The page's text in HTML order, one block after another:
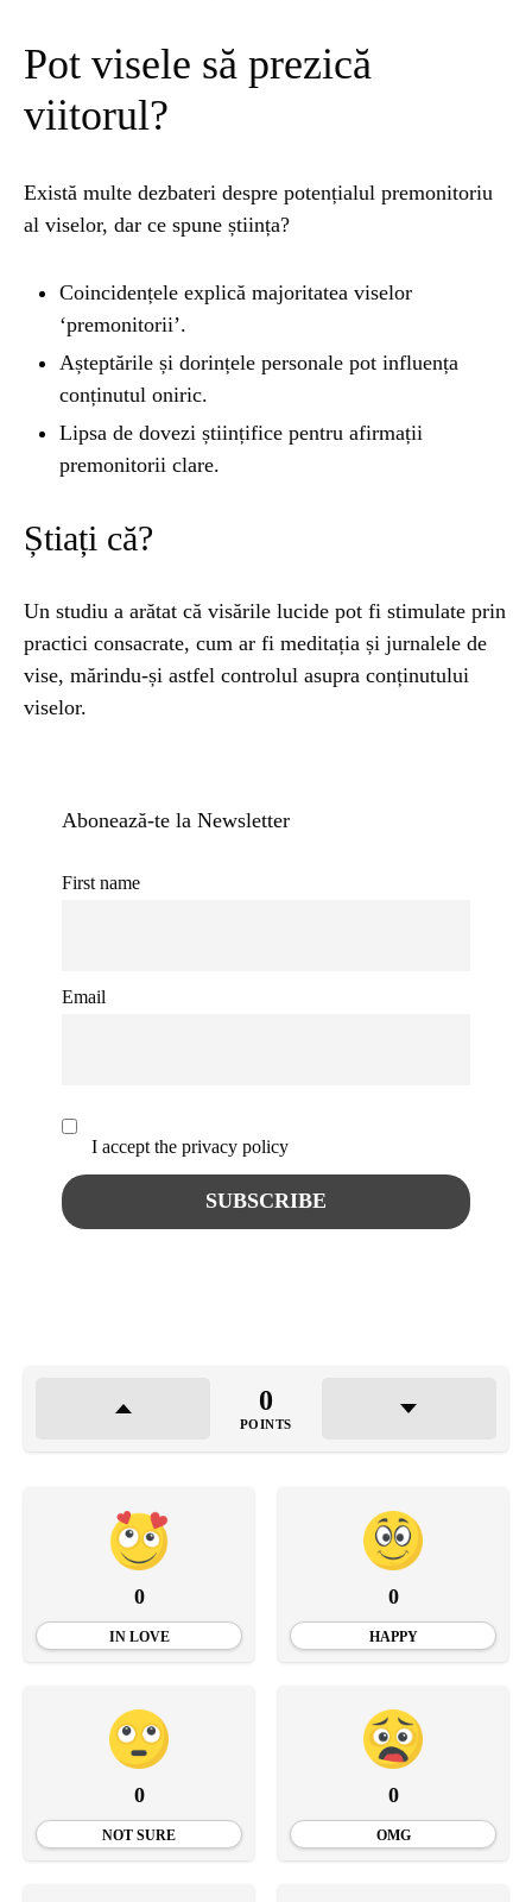
Pot visele să prezică
viitorul?
Există multe dezbateri despre potențialul premonitoriu
al viselor, dar ce spune știința?
Coincidențele explică majoritatea viselor
‘premonitorii’.
Așteptările și dorințele personale pot influența
conținutul oniric.
Lipsa de dovezi științifice pentru afirmații
premonitorii clare.
Știați că?
Un studiu a arătat că visările lucide pot fi stimulate prin
practici consacrate, cum ar fi meditația și jurnalele de
vise, mărindu-și astfel controlul asupra conținutului
viselor.
Abonează-te la Newsletter
First name
Email
I accept the privacy policy
0
POINTS
0
IN LOVE
0
HAPPY
0
NOT SURE
0
OMG